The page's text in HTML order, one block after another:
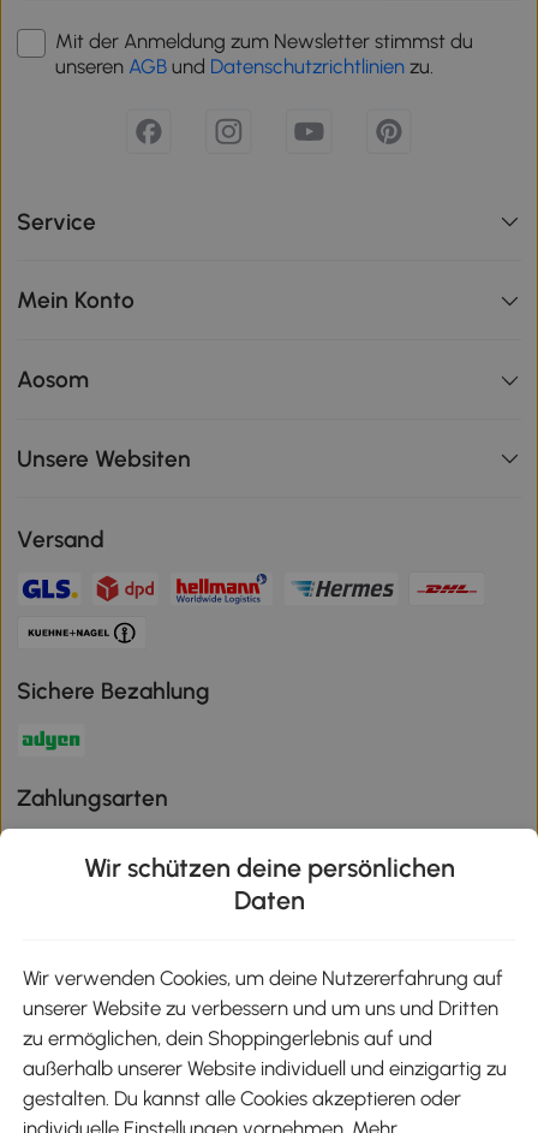
Mit der Anmeldung zum Newsletter stimmst du
unseren AGB und Datenschutzrichtlinien zu.
Service
Mein Konto
Aosom
Unsere Websiten
Versand
Sichere Bezahlung
Zahlungsarten
Aosom-App
Google Play
Wir schützen deine persönlichen
Daten
Wir verwenden Cookies, um deine Nutzererfahrung auf
unserer Website zu verbessern und um uns und Dritten
zu ermöglichen, dein Shoppingerlebnis auf und
außerhalb unserer Website individuell und einzigartig zu
gestalten. Du kannst alle Cookies akzeptieren oder